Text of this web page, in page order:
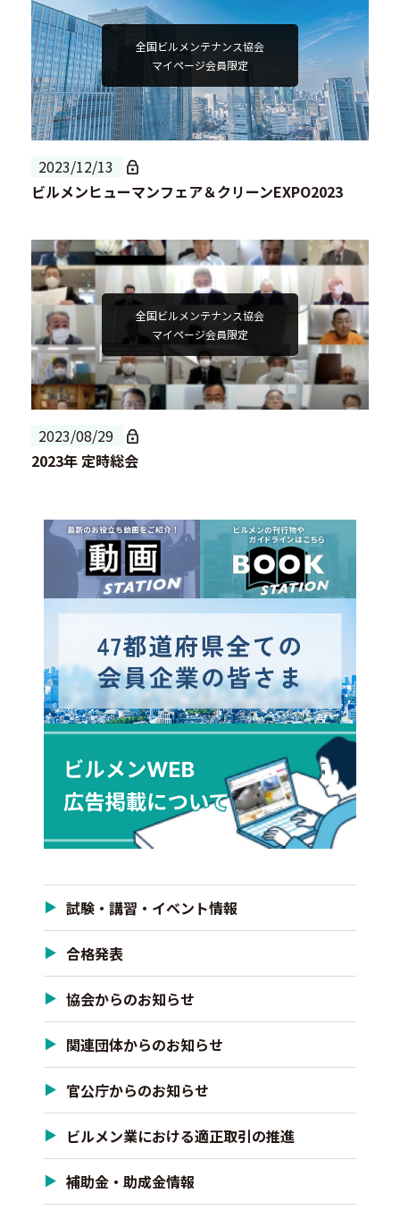
全国ビルメンテナンス協会
マイページ会員限定
2023/12/13
ビルメンヒューマンフェア＆クリーンEXPO2023
全国ビルメンテナンス協会
マイページ会員限定
2023/08/29
2023年 定時総会
試験・講習・イベント情報
合格発表
協会からのお知らせ
関連団体からのお知らせ
官公庁からのお知らせ
ビルメン業における適正取引の推進
補助金・助成金情報